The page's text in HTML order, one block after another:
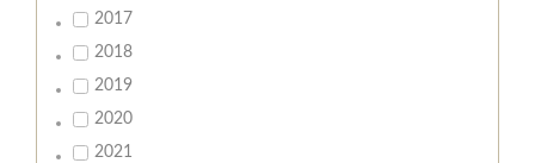
2017
2018
2019
2020
2021